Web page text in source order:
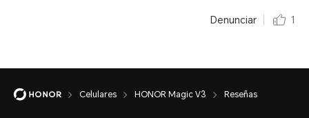
Denunciar 1
Celulares HONOR Magic V3 Reseñas